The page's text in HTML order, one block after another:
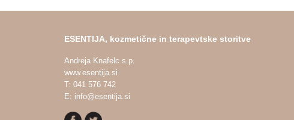
ESENTIJA, kozmetične in terapevtske storitve
Andreja Knafelc s.p.
www.esentija.si
T: 041 576 742
E: info@esentija.si